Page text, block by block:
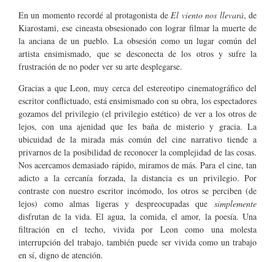
En un momento recordé al protagonista deEl viento nos llevará, de
Kiarostami, ese cineasta obsesionado con lograr filmar la muerte de
la anciana de un pueblo. La obsesión como un lugar común del
artista ensimismado, que se desconecta de los otros y sufre la
frustración de no poder ver su arte desplegarse.
Gracias a que Leon, muy cerca del estereotipo cinematográfico del
escritor conflictuado, está ensimismado con su obra, los espectadores
gozamos del privilegio (el privilegio estético) de ver a los otros de
lejos, con una ajenidad que les baña de misterio y gracia. La
ubicuidad de la mirada más común del cine narrativo tiende a
privarnos de la posibilidad de reconocer la complejidad de las cosas.
Nos acercamos demasiado rápido, miramos de más. Para el cine, tan
adicto a la cercanía forzada, la distancia es un privilegio. Por
contraste con nuestro escritor incómodo, los otros se perciben (de
lejos) como almas ligeras y despreocupadas que simplemente
disfrutan de la vida. El agua, la comida, el amor, la poesía. Una
filtración en el techo, vivida por Leon como una molesta
interrupción del trabajo, también puede ser vivida como un trabajo
en sí, digno de atención.